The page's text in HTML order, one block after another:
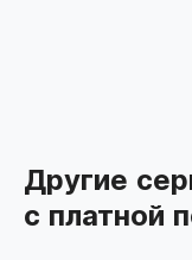
Другие
с платной